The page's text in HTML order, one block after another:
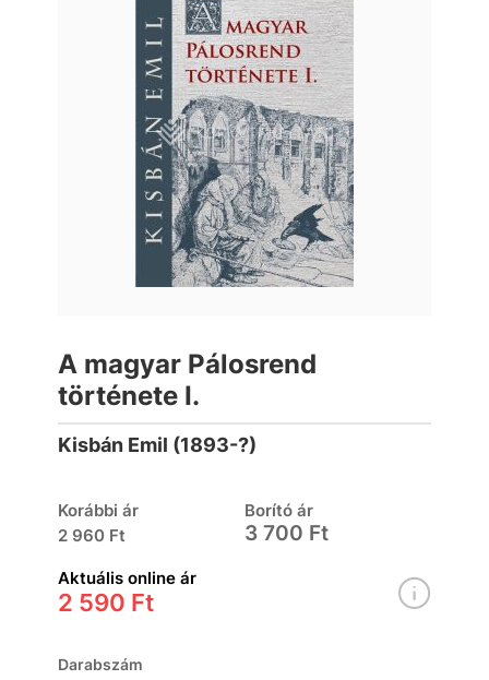
A magyar Pálosrend
története I.
Kisbán Emil (1893-?)
Korábbi ár
2 960 Ft
Borító ár
3 700 Ft
Aktuális online ár
2 590 Ft
Darabszám